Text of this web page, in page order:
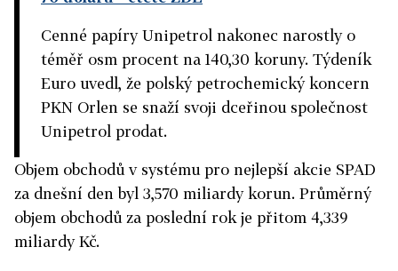
Cenné papíry Unipetrol nakonec narostly o
téměř osm procent na 140,30 koruny. Týdeník
Euro uvedl, že polský petrochemický koncern
PKN Orlen se snaží svoji dceřinou společnost
Unipetrol prodat.
Objem obchodů v systému pro nejlepší akcie SPAD
za dnešní den byl 3,570 miliardy korun. Průměrný
objem obchodů za poslední rok je přitom 4,339
miliardy Kč.